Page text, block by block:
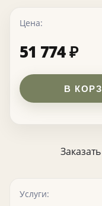
Цена:
51 774₽
В
Услуги: